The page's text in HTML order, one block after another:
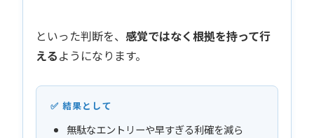
といった判断を、 感覚ではなく根拠を持って行
えるようになります。
✅ 結果として
無駄なエントリーや早すぎる利確を減ら